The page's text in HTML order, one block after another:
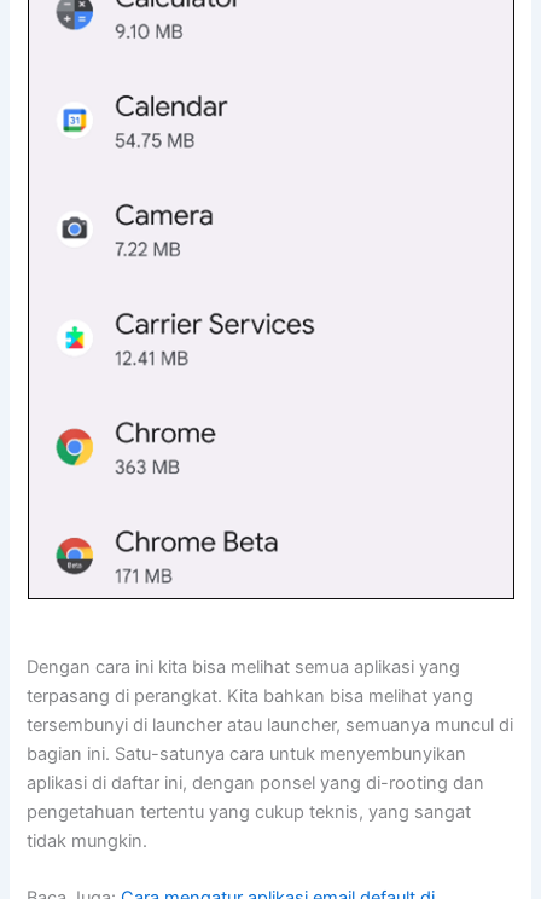
Dengan cara ini kita bisa melihat semua aplikasi yang
terpasang di perangkat. Kita bahkan bisa melihat yang
tersembunyi di launcher atau launcher, semuanya muncul di
bagian ini. Satu-satunya cara untuk menyembunyikan
aplikasi di daftar ini, dengan ponsel yang di-rooting dan
pengetahuan tertentu yang cukup teknis, yang sangat
tidak mungkin.